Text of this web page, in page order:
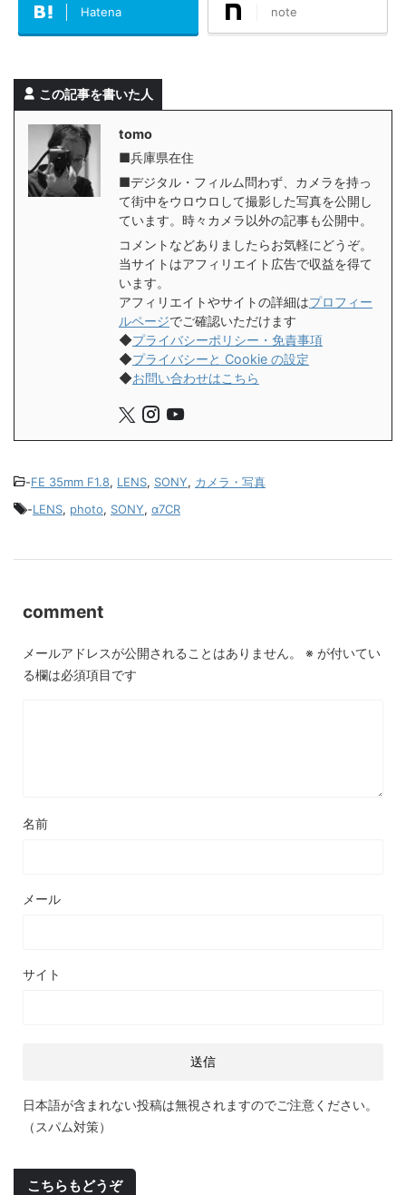
Hatena note
この記事を書いた人
tomo
■兵庫県在住
■デジタル・フィルム問わず、カメラを持っ
て街中をウロウロして撮影した写真を公開し
ています。時々カメラ以外の記事も公開中。
コメントなどありましたらお気軽にどうぞ。
当サイトはアフィリエイト広告で収益を得て
います。
アフィリエイトやサイトの詳細はプロフィー
ルページでご確認いただけます
◆プライバシーポリシー・免責事項
◆プライバシーと Cookie の設定
◆お問い合わせはこちら
-FE 35mm F1.8, LENS, SONY, カメラ・写真
-LENS, photo, SONY, α7CR
comment
メールアドレスが公開されることはありません。 ※ が付いてい
る欄は必須項目です
名前
メール
サイト
日本語が含まれない投稿は無視されますのでご注意ください。
（スパム対策）
こちらもどうぞ